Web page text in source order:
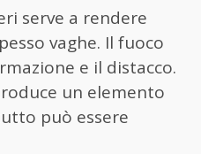
serve a rendere
vaghe. Il fuoco
e il distacco.
un elemento
può essere